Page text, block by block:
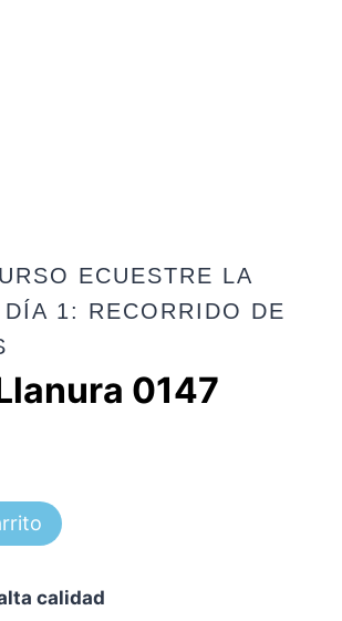
ECUESTRE LA
1: RECORRIDO DE
0147
calidad